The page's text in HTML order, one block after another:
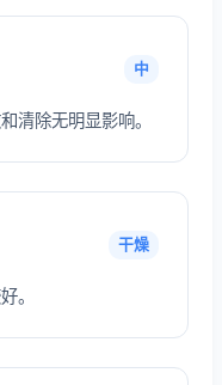
中
清除无明显影响。
干燥
。